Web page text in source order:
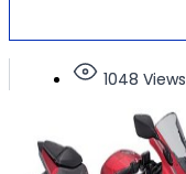
1048 Views